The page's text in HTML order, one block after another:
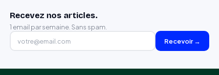
Recevez nos articles.
1 email par semaine. Sans spam.
Recevoir →